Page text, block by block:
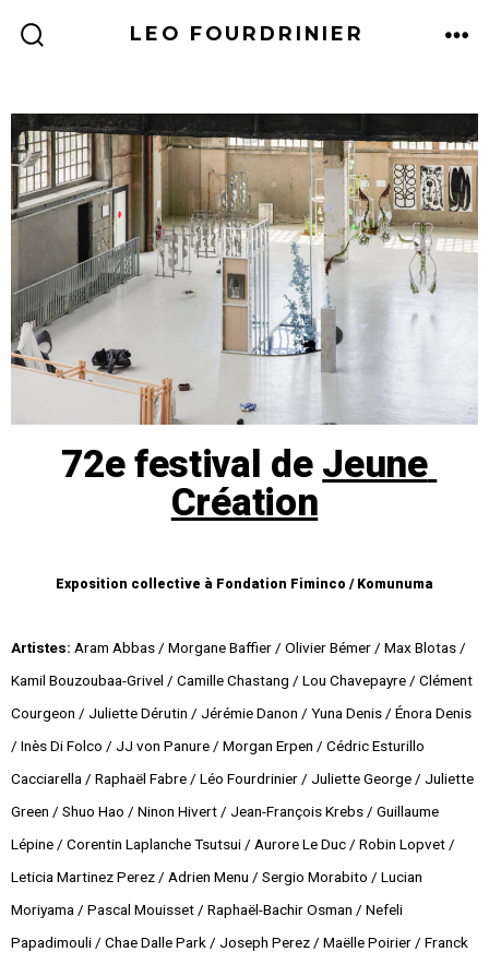
LEO FOURDRINIER
72e festival deJeune
Création
Exposition collective à Fondation Fiminco /Komunuma
Artistes: Aram Abbas / Morgane Baffier / Olivier Bémer / Max Blotas /
Kamil Bouzoubaa-Grivel / Camille Chastang / Lou Chavepayre / Clément
Courgeon / Juliette Dérutin / Jérémie Danon / Yuna Denis / Énora Denis
/ Inès Di Folco / JJ von Panure / Morgan Erpen / Cédric Esturillo
Cacciarella / Raphaël Fabre / Léo Fourdrinier / Juliette George / Juliette
Green / Shuo Hao / Ninon Hivert / Jean-François Krebs / Guillaume
Lépine / Corentin Laplanche Tsutsui / Aurore Le Duc / Robin Lopvet /
Leticia Martinez Perez / Adrien Menu / Sergio Morabito / Lucian
Moriyama / Pascal Mouisset / Raphaël-Bachir Osman / Nefeli
Papadimouli / Chae Dalle Park / Joseph Perez / Maëlle Poirier / Franck